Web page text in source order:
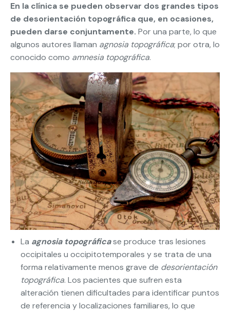
En la clínica se pueden observar dos grandes tipos
de desorientación topográfica que, en ocasiones,
pueden darse conjuntamente. Por una parte, lo que
algunos autores llaman agnosia topográfica; por otra, lo
conocido como amnesia topográfica.
La agnosia topográficase produce tras lesiones
occipitales u occipitotemporales y se trata de una
forma relativamente menos grave de desorientación
topográfica. Los pacientes que sufren esta
alteración tienen dificultades para identificar puntos
de referencia y localizaciones familiares, lo que